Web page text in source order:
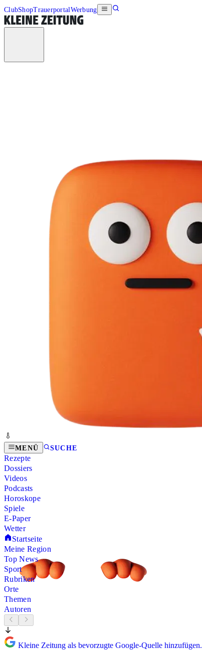
ClubShopTrauerportalWerbung
MENÜ SUCHE
Rezepte
Dossiers
Videos
Podcasts
Horoskope
Spiele
E-Paper
Wetter
Startseite
Meine Region
Top News
Sport
Rubriken
Orte
Themen
Autoren
Kleine Zeitung als bevorzugte Google-Quelle hinzufügen.